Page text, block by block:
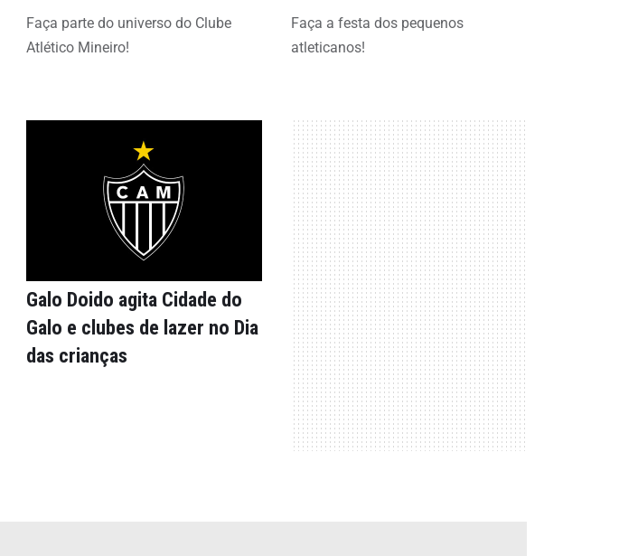
Faça parte do universo do Clube
Atlético Mineiro!
Faça a festa dos pequenos
atleticanos!
Galo Doido agita Cidade do
Galo e clubes de lazer no Dia
das crianças